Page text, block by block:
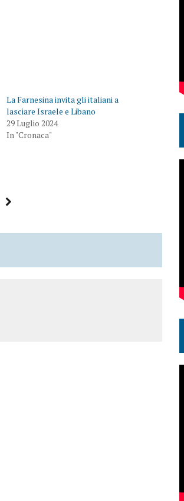
La Farnesina invita gli italiani a
lasciare Israele e Libano
29 Luglio 2024
In "Cronaca"